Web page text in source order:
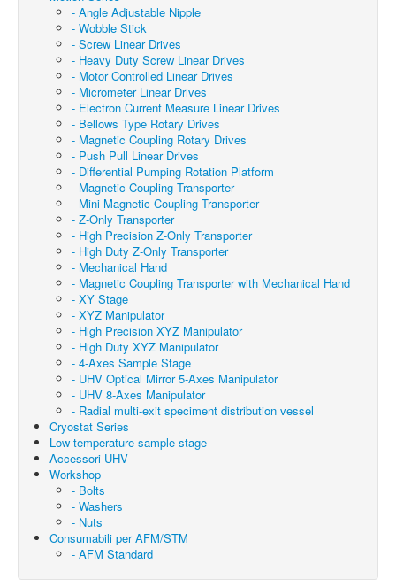
- Angle Adjustable Nipple
- Wobble Stick
- Screw Linear Drives
- Heavy Duty Screw Linear Drives
- Motor Controlled Linear Drives
- Micrometer Linear Drives
- Electron Current Measure Linear Drives
- Bellows Type Rotary Drives
- Magnetic Coupling Rotary Drives
- Push Pull Linear Drives
- Differential Pumping Rotation Platform
- Magnetic Coupling Transporter
- Mini Magnetic Coupling Transporter
- Z-Only Transporter
- High Precision Z-Only Transporter
- High Duty Z-Only Transporter
- Mechanical Hand
- Magnetic Coupling Transporter with Mechanical Hand
- XY Stage
- XYZ Manipulator
- High Precision XYZ Manipulator
- High Duty XYZ Manipulator
- 4-Axes Sample Stage
- UHV Optical Mirror 5-Axes Manipulator
- UHV 8-Axes Manipulator
- Radial multi-exit speciment distribution vessel
Cryostat Series
Low temperature sample stage
Accessori UHV
Workshop
- Bolts
- Washers
- Nuts
Consumabili per AFM/STM
- AFM Standard